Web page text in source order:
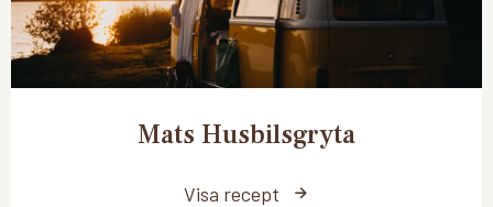
Mats Husbilsgryta
Visa recept